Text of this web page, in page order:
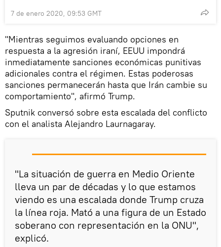
7 de enero 2020, 09:53 GMT
"Mientras seguimos evaluando opciones en
respuesta a la agresión iraní, EEUU impondrá
inmediatamente sanciones económicas punitivas
adicionales contra el régimen. Estas poderosas
sanciones permanecerán hasta que Irán cambie su
comportamiento", afirmó Trump.
Sputnik conversó sobre esta escalada del conflicto
con el analista Alejandro Laurnagaray.
"La situación de guerra en Medio Oriente
lleva un par de décadas y lo que estamos
viendo es una escalada donde Trump cruza
la línea roja. Mató a una figura de un Estado
soberano con representación en la ONU",
explicó.